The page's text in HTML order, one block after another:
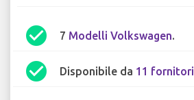
check_circle 7 Modelli Volkswagen.
check_circle Disponibile da 11 fornitori